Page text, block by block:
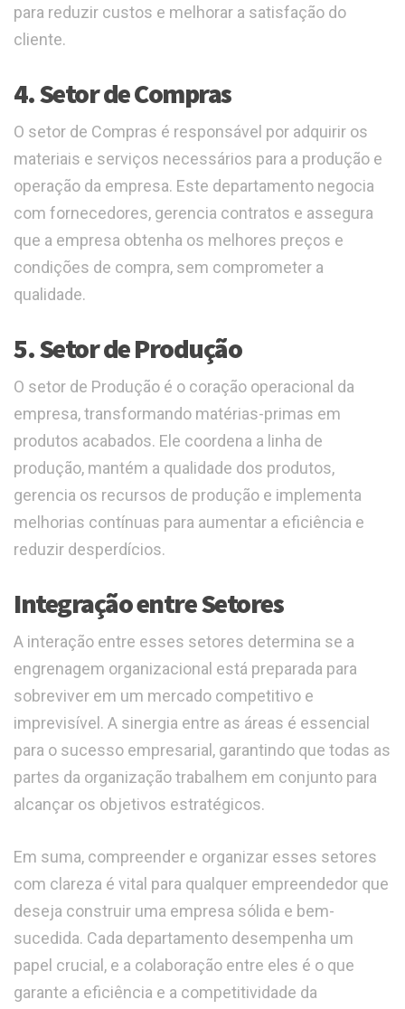
para reduzir custos e melhorar a satisfação do
cliente.
4. Setor de Compras
O setor de Compras é responsável por adquirir os
materiais e serviços necessários para a produção e
operação da empresa. Este departamento negocia
com fornecedores, gerencia contratos e assegura
que a empresa obtenha os melhores preços e
condições de compra, sem comprometer a
qualidade.
5. Setor de Produção
O setor de Produção é o coração operacional da
empresa, transformando matérias-primas em
produtos acabados. Ele coordena a linha de
produção, mantém a qualidade dos produtos,
gerencia os recursos de produção e implementa
melhorias contínuas para aumentar a eficiência e
reduzir desperdícios.
Integração entre Setores
A interação entre esses setores determina se a
engrenagem organizacional está preparada para
sobreviver em um mercado competitivo e
imprevisível. A sinergia entre as áreas é essencial
para o sucesso empresarial, garantindo que todas as
partes da organização trabalhem em conjunto para
alcançar os objetivos estratégicos.
Em suma, compreender e organizar esses setores
com clareza é vital para qualquer empreendedor que
deseja construir uma empresa sólida e bem-
sucedida. Cada departamento desempenha um
papel crucial, e a colaboração entre eles é o que
garante a eficiência e a competitividade da